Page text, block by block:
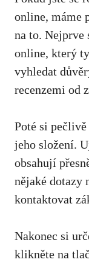
online, máme
na to. Nejprve
online, který
vyhledat
recenzemi od
Poté si
jeho složení.
obsahují
nějaké dotazy
kontaktovat
Nakonec si
klikněte na